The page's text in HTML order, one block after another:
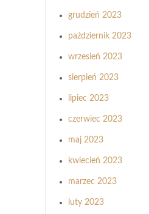
grudzień 2023
październik 2023
wrzesień 2023
sierpień 2023
lipiec 2023
czerwiec 2023
maj 2023
kwiecień 2023
marzec 2023
luty 2023